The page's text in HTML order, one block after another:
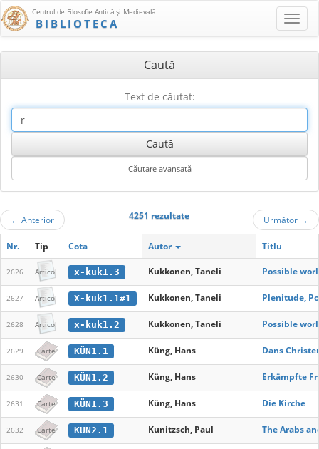
Centrul de Filosofie Antică şi Medievală
BIBLIOTECA
Caută
Text de căutat:
← Anterior 4251 rezultate Următor →
Nr. Tip Cota Autor Titlu
2626 Articol x-kuk1.3 Kukkonen, Taneli Possible
2627 Articol X-kuk1.1#1 Kukkonen, Taneli Plenitude,
2628 Articol x-kuk1.2 Kukkonen, Taneli Possible
2629 Carte KÜN1.1 Küng, Hans Dans
2630 Carte KÜN1.2 Küng, Hans Erkämpfte
2631 Carte KÜN1.3 Küng, Hans Die Kirche
2632 Carte KUN2.1 Kunitzsch, Paul The Arabs